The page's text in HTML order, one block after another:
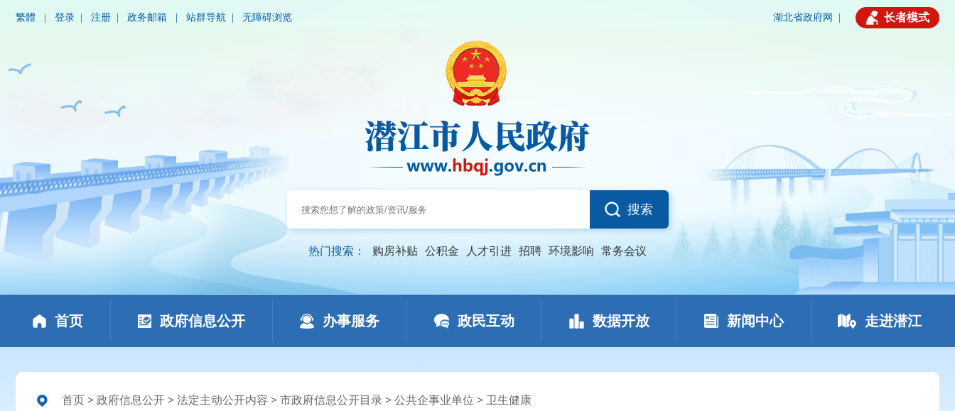
繁體 登录 注册 政务邮箱 站群导航 无障碍浏览 湖北省政府网 长者模式
搜索
热门搜索： 购房补贴 公积金 人才引进 招聘 环境影响 常务会议
首页 政府信息公开 办事服务 政民互动 数据开放 新闻中心 走进潜江
首页 > 政府信息公开 > 法定主动公开内容 > 市政府信息公开目录 > 公共企事业单位 > 卫生健康